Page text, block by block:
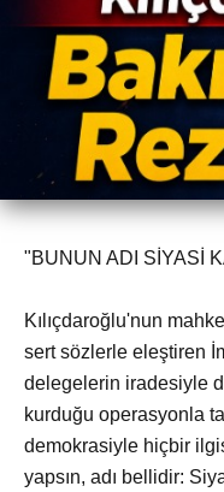
"BUNUN ADI SİYASİ
Kılıçdaroğlu'nun
sert sözlerle eleştiren
delegelerin iradesiyle
kurduğu operasyonla
demokrasiyle hiçbir
yapsın, adı bellidir: